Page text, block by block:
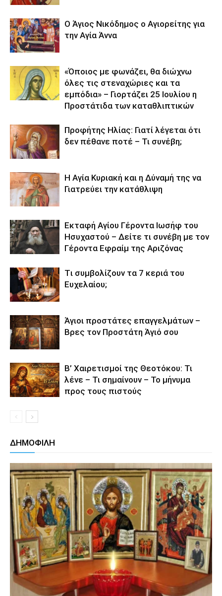
Ο Άγιος Νικόδημος ο Αγιορείτης για
την Αγία Άννα
«Όποιος με φωνάζει, θα διώχνω
όλες τις στεναχώριες και τα
εμπόδια» – Γιορτάζει 25 Ιουλίου η
Προστάτιδα των καταθλιπτικών
Προφήτης Ηλίας: Γιατί λέγεται ότι
δεν πέθανε ποτέ – Τι συνέβη;
Η Αγία Κυριακή και η Δύναμή της να
Γιατρεύει την κατάθλιψη
Εκταφή Αγίου Γέροντα Ιωσήφ του
Ησυχαστού – Δείτε τι συνέβη με τον
Γέροντα Εφραίμ της Αριζόνας
Tι συμβολίζουν τα 7 κεριά του
Ευχελαίου;
Άγιοι προστάτες επαγγελμάτων –
Βρες τον Προστάτη Άγιό σου
Β’ Χαιρετισμοί της Θεοτόκου: Τι
λένε – Τι σημαίνουν – Το μήνυμα
προς τους πιστούς
ΔΗΜΟΦΙΛΗ